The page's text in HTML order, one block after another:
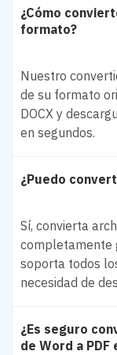
¿Cómo
formato?
Nuestro
de su formato
DOCX y
en segundos.
¿Puedo
Sí, convierta
completamente
soporta todos
necesidad de
¿Es seguro
de Word a PDF